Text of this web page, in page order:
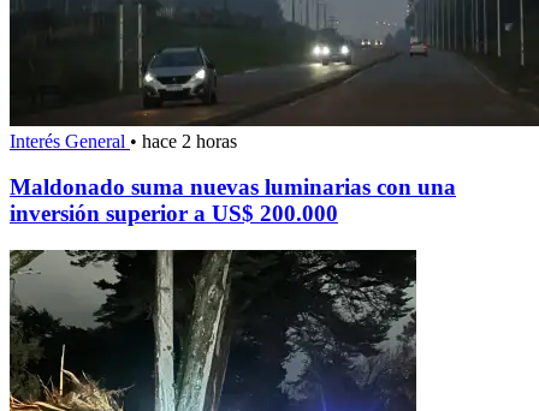
Interés General • hace 2 horas
Maldonado suma nuevas luminarias con una
inversión superior a US$ 200.000